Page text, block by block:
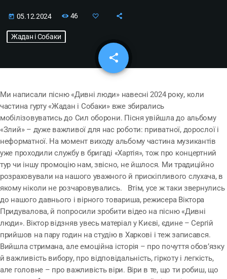
today 05.12.2024 46
Жадан і Собаки
share
email
Ми написали пісню «Дивні люди» навесні 2024 року, коли
частина гурту «Жадан і Собаки» вже збирались
мобілізовуватись до Сил оборони. Пісня увійшла до альбому
«Злий» – дуже важливої для нас роботи: приватної, дорослої і
неформатної. На момент виходу альбому частина музикантів
уже проходили службу в бригаді «Хартія», тож про концертний
тур чи іншу промоцію нам, звісно, не йшлося. Ми традиційно
розраховували на нашого уважного й прискіпливого слухача, в
якому ніколи не розчаровувались. Втім, усе ж таки звернулись
до нашого давнього і вірного товариша, режисера Віктора
Придувалова, й попросили зробити відео на пісню «Дивні
люди». Віктор відзняв увесь матеріал у Києві, єдине – Сергій
прийшов на пару годин на студію в Харкові і теж записався.
Вийшла стримана, але емоційна історія – про почуття обов’язку
й важливість вибору, про відповідальність, гіркоту і легкість,
але головне – про важливість віри. Віри в те, що ти робиш, що